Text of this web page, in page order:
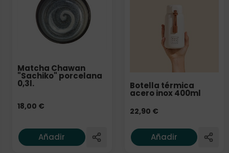
Matcha Chawan
"Sachiko" porcelana
0,3l.
18,00 €
Añadir
Botella térmica
acero inox 400ml
22,90 €
Añadir